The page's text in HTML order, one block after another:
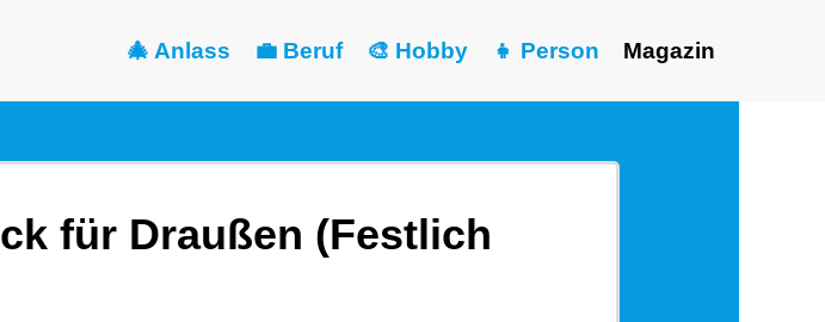
🎄 Anlass 💼 Beruf 🎨 Hobby 👧 Person Magazin
für Draußen (Festlich